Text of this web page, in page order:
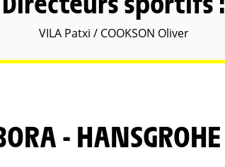
VILA Patxi / COOKSON Oliver
- HANSGROHE